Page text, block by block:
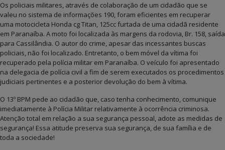
Os policiais militares, através de colaboração de um cidadão que se
valeu no sistema de informações 190, foram eficientes em recuperar
uma motocicleta Honda cg Titan, 125cc furtada de uma cidadã residente
em Paranaíba. A moto foi localizada às margens da rodovia, Br. 158, saída
para Cassilândia. O autor do crime, apesar das incessantes buscas
policiais, não foi localizado. Entretanto, o bem móvel da vítima foi
recuperado pela polícia militar em Paranaíba. O veículo foi apresentado
na delegacia de polícia civil a fim de serem executados os procedimentos
judiciais pertinentes e a posterior devolução do bem à vítima.
O 13º BPM pede ao cidadão que, caso tenha conhecimento, comunique
imediatamente à Polícia Militar relativamente à ocorrência criminosa.
Atenção total em relação a sua segurança pessoal, adote as medidas de
segurança! Essa atitude preserva sua segurança, de sua família e de
toda a sociedade!